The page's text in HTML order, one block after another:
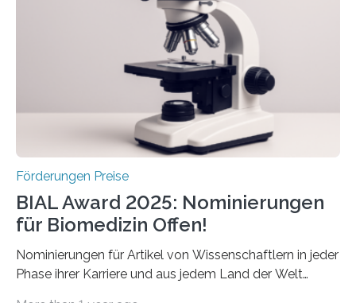
diesem Jahr wieder deutschlandweit den Hentschel-
Preis aus. Er richtet sich gezielt an jüngere
Forscherinnen und Forscher unter 40 Jahren. Geehrt
werden soll eine herausragende Doktorarbeit oder eine
hochrangige wissenschaftliche Publikation zum Thema
Förderungen Preise
BIAL Award 2025: Nominierungen
für Biomedizin Offen!
Nominierungen für Artikel von Wissenschaftlern in jeder
Phase ihrer Karriere und aus jedem Land der Welt